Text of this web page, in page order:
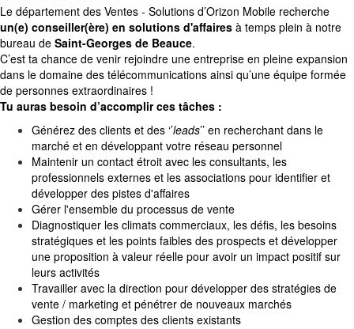
Le département des Ventes - Solutions d’Orizon Mobile recherche
un(e) conseiller(ère) en solutions d'affaires à temps plein à notre
bureau de Saint-Georges de Beauce.
C’est ta chance de venir rejoindre une entreprise en pleine expansion
dans le domaine des télécommunications ainsi qu’une équipe formée
de personnes extraordinaires !
Tu auras besoin d’accomplir ces tâches :
Générez des clients et des ‘’leads’’ en recherchant dans le
marché et en développant votre réseau personnel
Maintenir un contact étroit avec les consultants, les
professionnels externes et les associations pour identifier et
développer des pistes d'affaires
Gérer l'ensemble du processus de vente
Diagnostiquer les climats commerciaux, les défis, les besoins
stratégiques et les points faibles des prospects et développer
une proposition à valeur réelle pour avoir un impact positif sur
leurs activités
Travailler avec la direction pour développer des stratégies de
vente / marketing et pénétrer de nouveaux marchés
Gestion des comptes des clients existants